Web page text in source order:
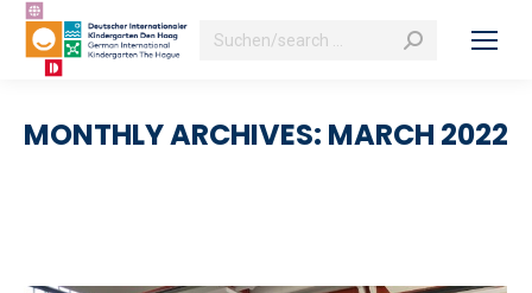
Search:
MONTHLY ARCHIVES: MARCH 2022